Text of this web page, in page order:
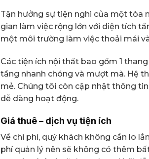
Tận hưởng sự tiện nghi của một tòa
gian làm việc rộng lớn với diện tích
một môi trường làm việc thoải mái
Các tiện ích nội thất bao gồm 1
tầng nhanh chóng và mượt mà. Hệ
mẻ. Chúng tôi còn cập nhật thông
dễ dàng hoạt động.
Giá thuê – dịch vụ tiện ích
Về chi phí, quý khách không cần lo
phí quản lý nên sẽ không có thêm